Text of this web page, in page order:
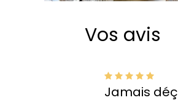
Vos avis
Chère